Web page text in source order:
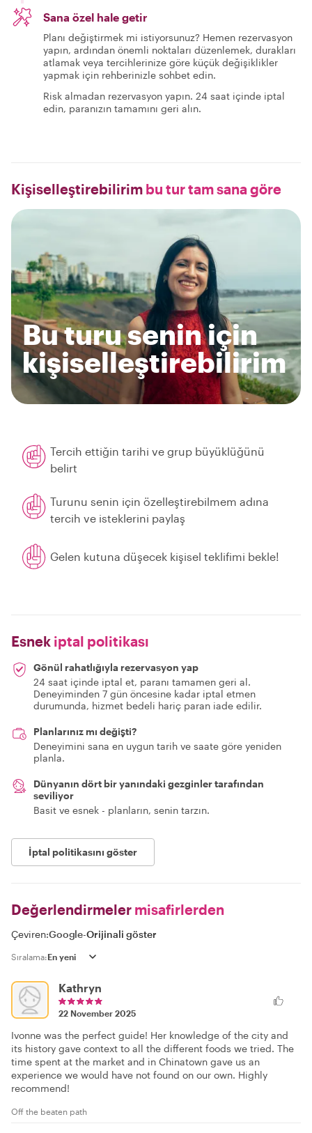
Sana özel hale getir
Planı değiştirmek mi istiyorsunuz? Hemen rezervasyon
yapın, ardından önemli noktaları düzenlemek, durakları
atlamak veya tercihlerinize göre küçük değişiklikler
yapmak için rehberinizle sohbet edin.
Risk almadan rezervasyon yapın. 24 saat içinde iptal
edin, paranızın tamamını geri alın.
Kişiselleştirebilirim bu tur tam sana göre
Bu turu senin için
kişiselleştirebilirim
Tercih ettiğin tarihi ve grup büyüklüğünü
belirt
Turunu senin için özelleştirebilmem adına
tercih ve isteklerini paylaş
Gelen kutuna düşecek kişisel teklifimi bekle!
Esnek iptal politikası
Gönül rahatlığıyla rezervasyon yap
24 saat içinde iptal et, paranı tamamen geri al.
Deneyiminden 7 gün öncesine kadar iptal etmen
durumunda, hizmet bedeli hariç paran iade edilir.
Planlarınız mı değişti?
Deneyimini sana en uygun tarih ve saate göre yeniden
planla.
Dünyanın dört bir yanındaki gezginler tarafından
seviliyor
Basit ve esnek - planların, senin tarzın.
İptal politikasını göster
Değerlendirmeler misafirlerden
Çeviren:Google-Orijinali göster
Sıralama:
Kathryn
22 November 2025
Ivonne was the perfect guide! Her knowledge of the city and
its history gave context to all the different foods we tried. The
time spent at the market and in Chinatown gave us an
experience we would have not found on our own. Highly
recommend!
Off the beaten path